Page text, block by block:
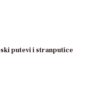
putevi i stranputice